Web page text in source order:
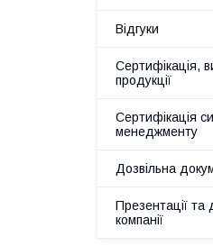
Відгуки
Сертифікація,
продукції
Сертифікація
менеджменту
Дозвільна
Презентації та
компанії